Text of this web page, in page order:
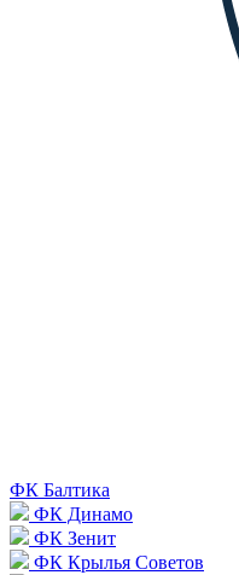
ФК Балтика
ФК Динамо
ФК Зенит
ФК Крылья Советов